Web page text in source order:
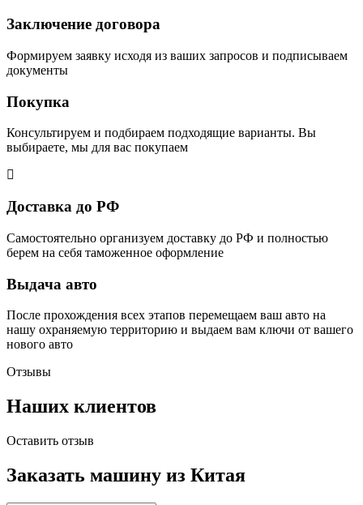
Заключение договора
Формируем заявку исходя из ваших запросов и подписываем
документы
Покупка
Консультируем и подбираем подходящие варианты. Вы
выбираете, мы для вас покупаем
Доставка до РФ
Самостоятельно организуем доставку до РФ и полностью
берем на себя таможенное оформление
Выдача авто
После прохождения всех этапов перемещаем ваш авто на
нашу охраняемую территорию и выдаем вам ключи от вашего
нового авто
Отзывы
Наших клиентов
Оставить отзыв
Заказать машину из Китая